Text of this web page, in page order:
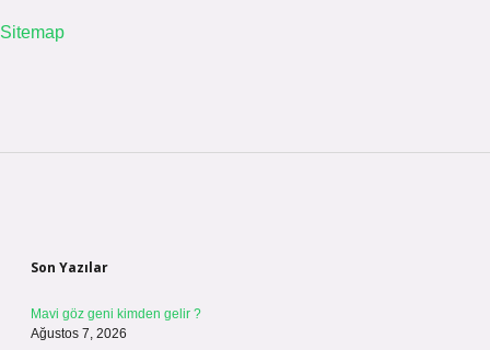
Sitemap
Son Yazılar
Mavi göz geni kimden gelir ?
Ağustos 7, 2026